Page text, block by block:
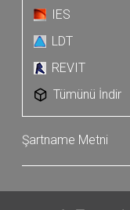
IES
LDT
REVIT
Tümünü İndir